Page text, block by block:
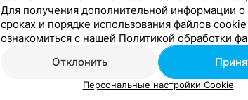
Для получения дополнительной информации о
сроках и порядке использования файлов
ознакомиться с нашей Политикой обработки
Отклонить
Персональные настройки Cookie